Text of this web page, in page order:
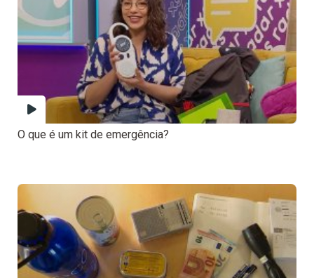
O que é um kit de emergência?